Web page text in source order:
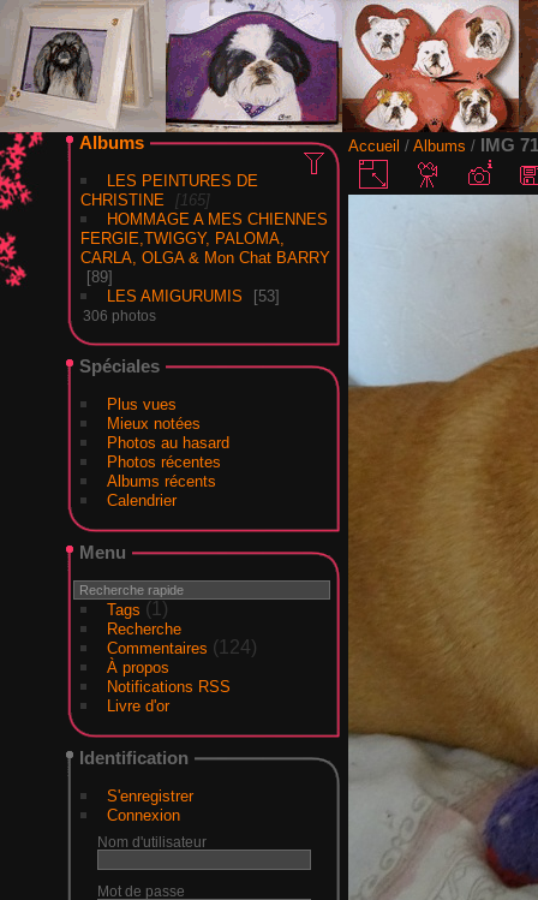
Albums
LES PEINTURES DE
CHRISTINE
165
HOMMAGE A MES CHIENNES
FERGIE,TWIGGY, PALOMA,
CARLA, OLGA & Mon Chat BARRY
89
LES AMIGURUMIS
53
306 photos
Spéciales
Plus vues
Mieux notées
Photos au hasard
Photos récentes
Albums récents
Calendrier
Menu
Tags (1)
Recherche
Commentaires (124)
À propos
Notifications RSS
Livre d'or
Identification
S'enregistrer
Connexion
Nom d'utilisateur
Mot de passe
Accueil / Albums / IMG